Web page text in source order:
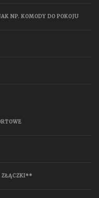
NP. KOMODY DO POKOJU
ZŁĄCZKI**